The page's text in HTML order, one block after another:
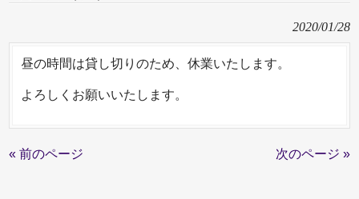
2020/01/28
昼の時間は貸し切りのため、休業いたします。
よろしくお願いいたします。
« 前のページ 次のページ »